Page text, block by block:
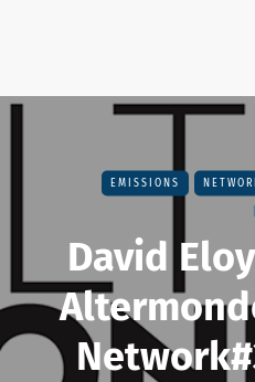
EMISSIONS
David